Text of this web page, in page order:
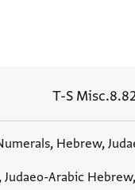
T-S
Hebrew,
Arabic